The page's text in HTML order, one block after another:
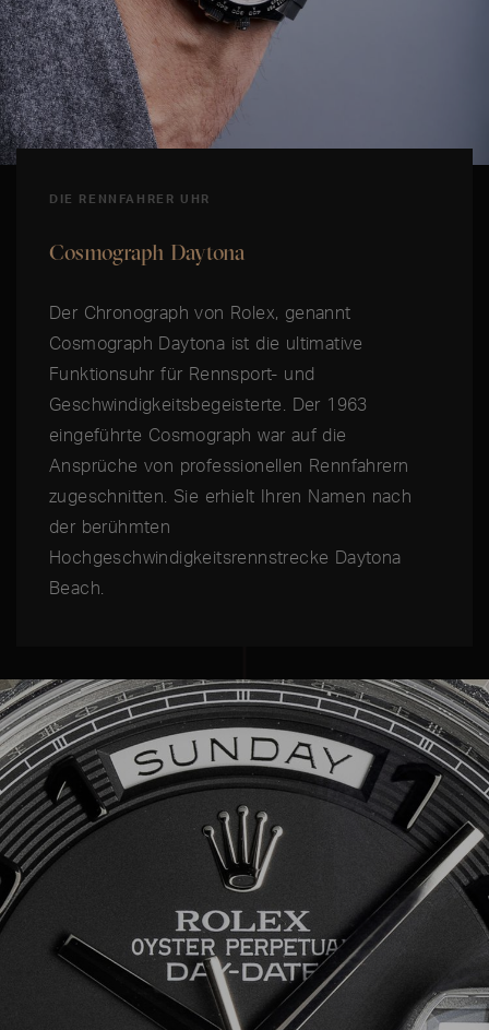
DIE RENNFAHRER UHR
Cosmograph Daytona
Der Chronograph von Rolex, genannt
Cosmograph Daytona ist die ultimative
Funktionsuhr für Rennsport- und
Geschwindigkeitsbegeisterte. Der 1963
eingeführte Cosmograph war auf die
Ansprüche von professionellen Rennfahrern
zugeschnitten. Sie erhielt Ihren Namen nach
der berühmten
Hochgeschwindigkeitsrennstrecke Daytona
Beach.